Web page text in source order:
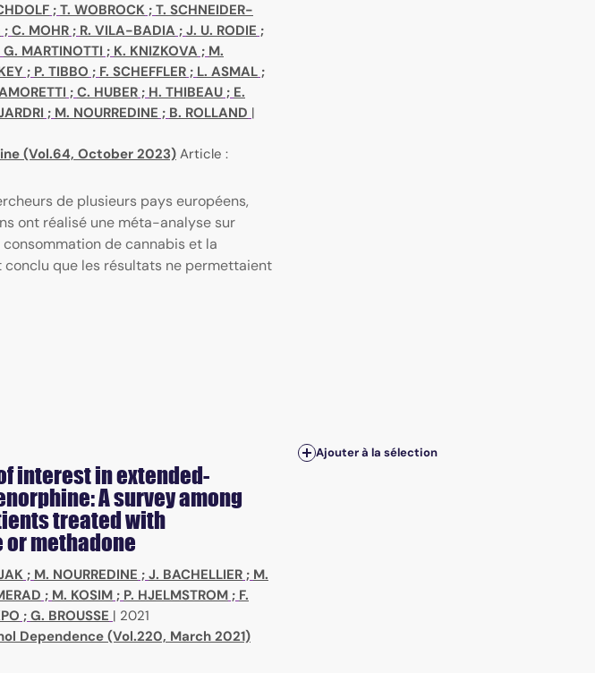
; T. WOBROCK ; T. SCHNEIDER-
; C. MOHR ; R. VILA-BADIA ; J. U. RODIE ;
G. MARTINOTTI ; K. KNIZKOVA ; M.
; P. TIBBO ; F. SCHEFFLER ; L. ASMAL ;
; C. HUBER ; H. THIBEAU ; E.
; M. NOURREDINE ; B. ROLLAND |
(Vol.64, October 2023) Article :
de plusieurs pays européens,
ont réalisé une méta-analyse sur
de cannabis et la
conclu que les résultats ne permettaient
interest in extended-
A survey among
treated with
methadone
; M. NOURREDINE ; J. BACHELLIER ; M.
; M. KOSIM ; P. HJELMSTROM ; F.
; G. BROUSSE | 2021
Dependence (Vol.220, March 2021)
Ajouter à la sélection